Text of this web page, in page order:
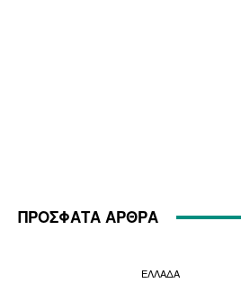
ΠΡΟΣΦΑΤΑ ΑΡΘΡΑ
ΕΛΛΑΔΑ